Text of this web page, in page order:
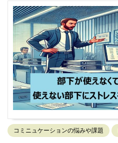
コミニュケーションの悩みや課題